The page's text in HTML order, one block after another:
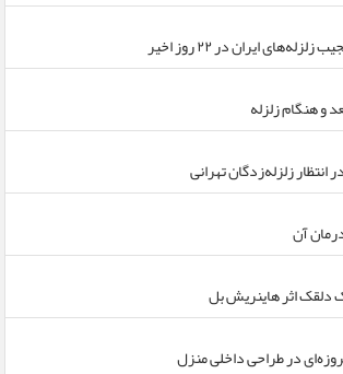
ایران در ۲۲ روز اخیر
و هنگام زلزله
زلزله‌زدگان تهرانی
دلقک اثر هاینریش بل
در طراحی داخلی منزل